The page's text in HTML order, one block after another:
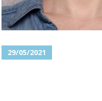
29/05/2021